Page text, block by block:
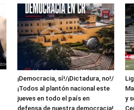
¡Democracia, sí!/¡Dictadura, no!/
¡Todos al plantón nacional este
jueves en todo el país en
defensa de nuestra democracia!
y